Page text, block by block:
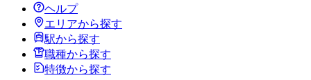
ヘルプ
エリアから探す
駅から探す
職種から探す
特徴から探す